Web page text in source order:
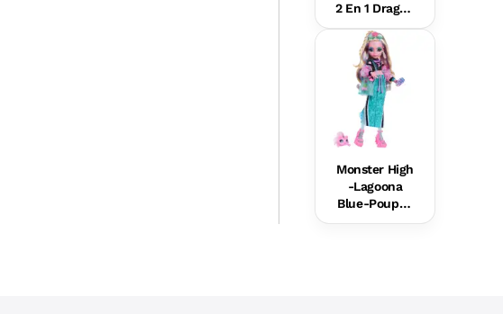
2 En 1 Dragon
s Hot Wheels
City
Monster High
-Lagoona
Blue-Poupée
Avec